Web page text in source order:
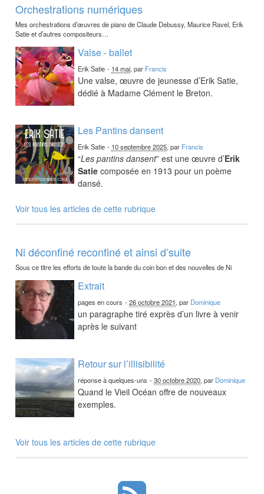
Orchestrations numériques
Mes orchestrations d’œuvres de piano de Claude Debussy, Maurice Ravel, Erik
Satie et d’autres compositeurs…
Valse - ballet
Erik Satie - 14 mai, par Francis
Une valse, œuvre de jeunesse d’Erik Satie,
dédié à Madame Clément le Breton.
Les Pantins dansent
Erik Satie - 10 septembre 2025, par Francis
“Les pantins dansent” est une œuvre d’Erik
Satie composée en 1913 pour un poème
dansé.
Voir tous les articles de cette rubrique
Ni déconfiné reconfiné et ainsi d’suite
Sous ce titre les efforts de toute la bande du coin bon et des nouvelles de Ni
Extrait
pages en cours -26 octobre 2021, par Dominique
un paragraphe tiré exprès d’un livre à venir
après le suivant
Retour sur l’illisibilité
réponse à quelques-uns -30 octobre 2020, par Dominique
Quand le Vieil Océan offre de nouveaux
exemples.
Voir tous les articles de cette rubrique